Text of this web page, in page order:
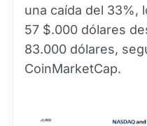
una caída del 33%,
57 $.000 dólares
83.000 dólares,
CoinMarketCap.